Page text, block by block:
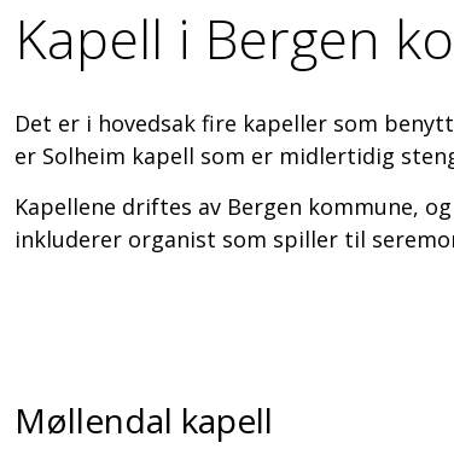
Kapell i Bergen
Det er i hovedsak fire kapeller som
er Solheim kapell som er midlertidig
Kapellene driftes av Bergen kommune,
inkluderer organist som spiller til
Møllendal kapell